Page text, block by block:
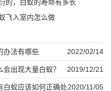
的，白蚁的寿命有多长
飞入室内怎么做
2022/02/14
办法有哪些
2019/12/21
出现大量白蚁？
2020/11/05
白蚁应该如何正确处